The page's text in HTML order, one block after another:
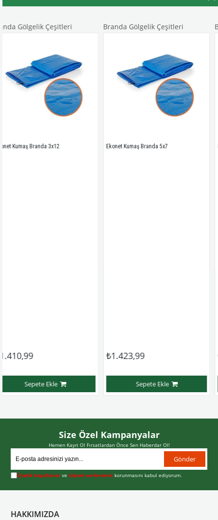
Çeşitleri
3x12
Branda Gölgelik Çeşitleri
Ekonet Kumaş Branda 5x7
Branda
Size Özel Kampanyalar
Hemen Kayıt Ol Fırsatlardan Önce Sen Haberdar Ol!
Gönder
Üyelik koşullarını vekişisel verilerimin korunmasını kabul ediyorum.
HAKKIMIZDA